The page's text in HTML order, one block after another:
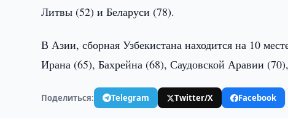
Литвы (52) и Беларуси (78).
В Азии, сборная Узбекистана находится на 10
Ирана (65), Бахрейна (68), Саудовской Аравии
Поделиться: Telegram Twitter/X Facebook